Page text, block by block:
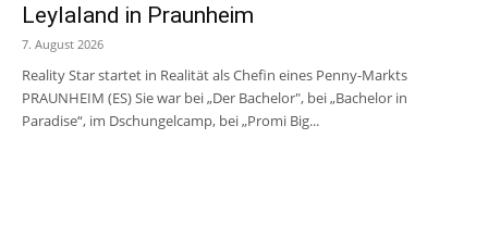
Leylaland in Praunheim
7. August 2026
Reality Star startet in Realität als Chefin eines Penny-Markts
PRAUNHEIM (ES) Sie war bei „Der Bachelor", bei „Bachelor in
Paradise“, im Dschungelcamp, bei „Promi Big...